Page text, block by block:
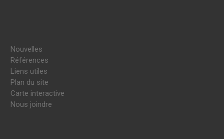
Nouvelles
Références
Liens utiles
Plan du site
Carte interactive
Nous joindre